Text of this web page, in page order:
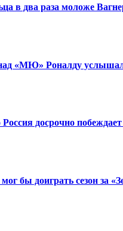
в два раза моложе
«МЮ» Роналду
досрочно
бы доиграть сезон за